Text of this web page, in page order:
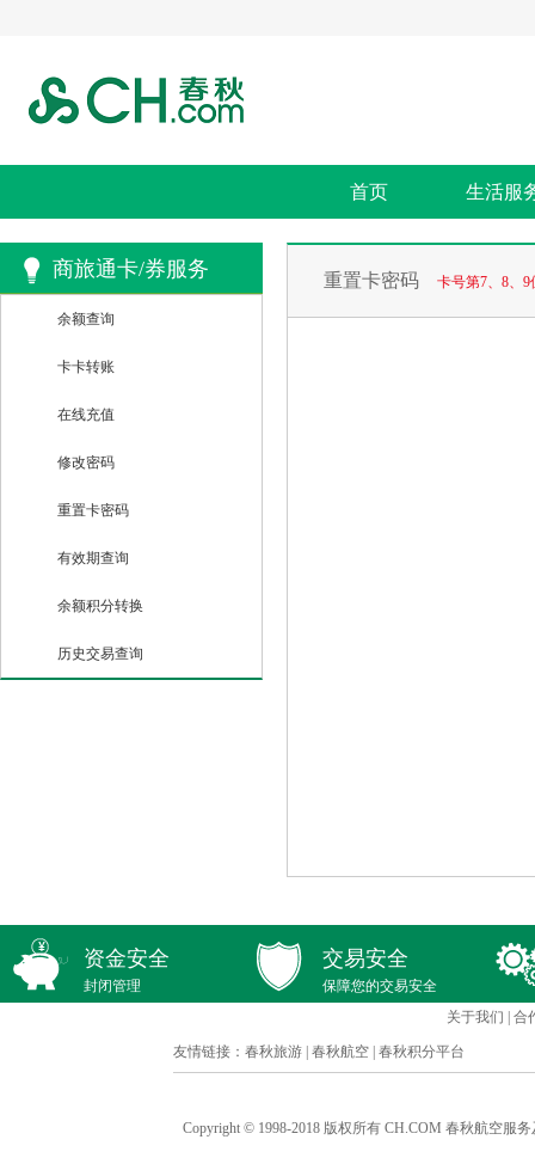
首页 生活服
商旅通卡/券服务
余额查询
卡卡转账
在线充值
修改密码
重置卡密码
有效期查询
余额积分转换
历史交易查询
重置卡密码 卡号第7、8、
资金安全
封闭管理
交易安全
保障您的交易安全
关于我们
合
友情链接： 春秋旅游 春秋航空 春秋积分平台
Copyright © 1998-2018 版权所有 CH.COM 春秋航空服